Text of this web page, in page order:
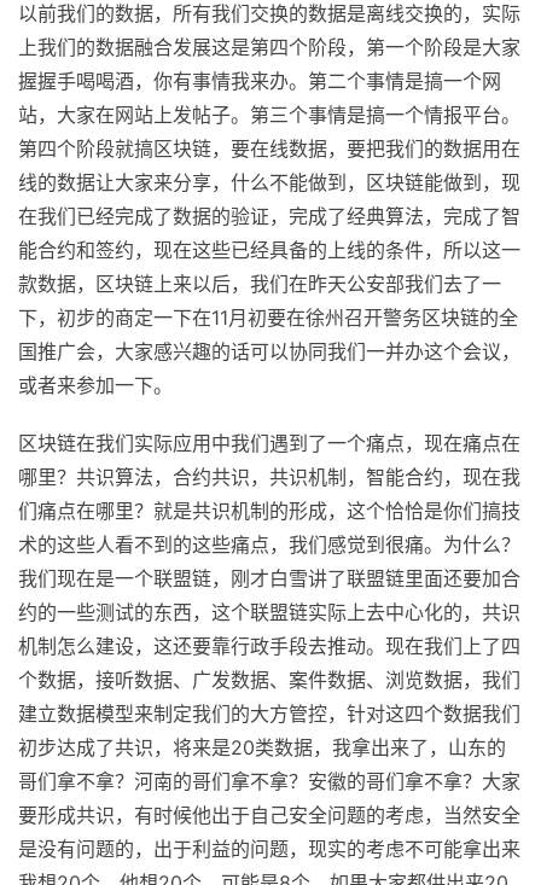
以前我们的数据，所有我们交换的数据是离线交换的，实际
上我们的数据融合发展这是第四个阶段，第一个阶段是大家
握握手喝喝酒，你有事情我来办。第二个事情是搞一个网
站，大家在网站上发帖子。第三个事情是搞一个情报平台。
第四个阶段就搞区块链，要在线数据，要把我们的数据用在
线的数据让大家来分享，什么不能做到，区块链能做到，现
在我们已经完成了数据的验证，完成了经典算法，完成了智
能合约和签约，现在这些已经具备的上线的条件，所以这一
款数据，区块链上来以后，我们在昨天公安部我们去了一
下，初步的商定一下在11月初要在徐州召开警务区块链的全
国推广会，大家感兴趣的话可以协同我们一并办这个会议，
或者来参加一下。
区块链在我们实际应用中我们遇到了一个痛点，现在痛点在
哪里？共识算法，合约共识，共识机制，智能合约，现在我
们痛点在哪里？就是共识机制的形成，这个恰恰是你们搞技
术的这些人看不到的这些痛点，我们感觉到很痛。为什么？
我们现在是一个联盟链，刚才白雪讲了联盟链里面还要加合
约的一些测试的东西，这个联盟链实际上去中心化的，共识
机制怎么建设，这还要靠行政手段去推动。现在我们上了四
个数据，接听数据、广发数据、案件数据、浏览数据，我们
建立数据模型来制定我们的大方管控，针对这四个数据我们
初步达成了共识，将来是20类数据，我拿出来了，山东的
哥们拿不拿？河南的哥们拿不拿？安徽的哥们拿不拿？大家
要形成共识，有时候他出于自己安全问题的考虑，当然安全
是没有问题的，出于利益的问题，现实的考虑不可能拿出来